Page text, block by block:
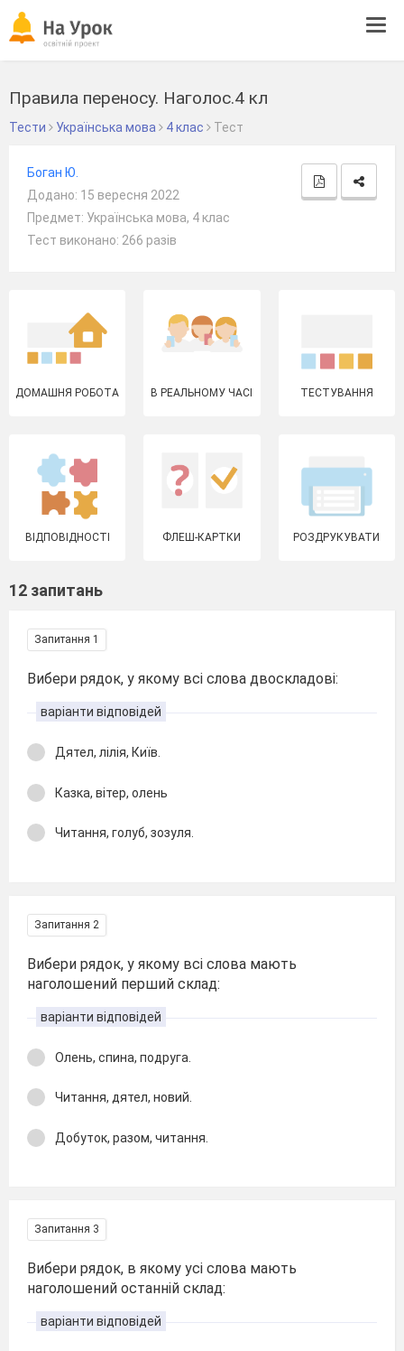
Правила переносу. Наголос.4 кл
Тести Українська мова 4 клас Тест
Боган Ю.
Додано: 15 вересня 2022
Предмет: Українська мова, 4 клас
Тест виконано: 266 разів
ДОМАШНЯ РОБОТА В РЕАЛЬНОМУ ЧАСІ ТЕСТУВАННЯ
ВІДПОВІДНОСТІ ФЛЕШ-КАРТКИ РОЗДРУКУВАТИ
12 запитань
Запитання 1
Вибери рядок, у якому всі слова двоскладові:
варіанти відповідей
Дятел, лілія, Київ.
Казка, вітер, олень
Читання, голуб, зозуля.
Запитання 2
Вибери рядок, у якому всі слова мають
наголошений перший склад:
варіанти відповідей
Олень, спина, подруга.
Читання, дятел, новий.
Добуток, разом, читання.
Запитання 3
Вибери рядок, в якому усі слова мають
наголошений останній склад:
варіанти відповідей